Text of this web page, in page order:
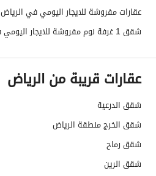
عقارات مفروشة للايجار اليومي في الرياض
شقق 1 غرفة نوم مفروشة للايجار اليومي في الرياض
عقارات قريبة من الرياض
شقق الدرعية
شقق الخرج منطقة الرياض
شقق رماح
شقق الرين